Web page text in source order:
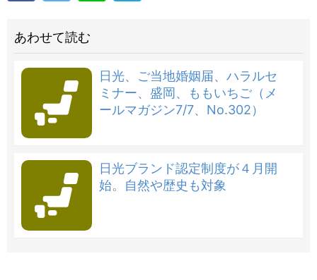
あわせて読む
日光、ご当地婚姻届、ハラルセ
ミナー、盛岡、ももいちご（メ
ールマガジン7/7、No.302）
日光ブランド認定制度が４月開
始。自然や歴史も対象